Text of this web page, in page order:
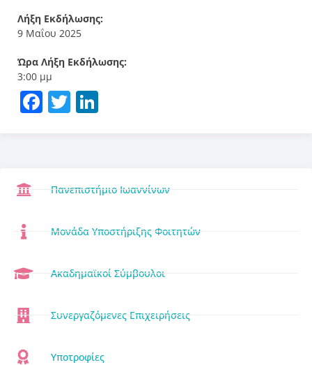
Λήξη Εκδήλωσης:
9 Μαΐου 2025
Ώρα Λήξη Εκδήλωσης:
3:00 μμ
Facebook
Twitter
Πανεπιστήμιο Ιωαννίνων
Μονάδα Υποστήριξης Φοιτητών
Ακαδημαϊκοί Σύμβουλοι
Συνεργαζόμενες Επιχειρήσεις
Υποτροφίες